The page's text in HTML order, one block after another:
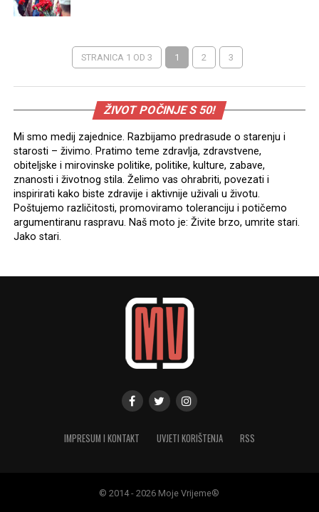
STRANICA 1 OD 3 1 2 3
ŽIVOT POČINJE S 50!
Mi smo medij zajednice. Razbijamo predrasude o starenju i
starosti – živimo. Pratimo teme zdravlja, zdravstvene,
obiteljske i mirovinske politike, politike, kulture, zabave,
znanosti i životnog stila. Želimo vas ohrabriti, povezati i
inspirirati kako biste zdravije i aktivnije uživali u životu.
Poštujemo različitosti, promoviramo toleranciju i potičemo
argumentiranu raspravu. Naš moto je: Živite brzo, umrite stari.
Jako stari.
IMPRESUM I KONTAKT UVJETI KORIŠTENJA RSS
© 2014 - 2026 Moje Vrijeme®